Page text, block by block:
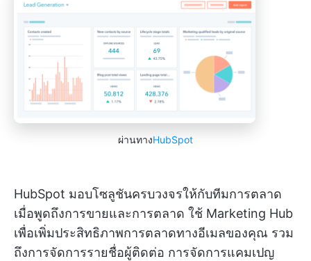
ผ่านทางHubSpot
HubSpot มอบโซลูชันครบวงจรให้กับทีมการตลาด
เมื่อพูดถึงการขายและการตลาด ใช้ Marketing Hub
เพื่อเพิ่มประสิทธิภาพการตลาดทางอีเมลของคุณ รวม
ถึงการจัดการรายชื่อผู้ติดต่อ การจัดการแคมเปญ